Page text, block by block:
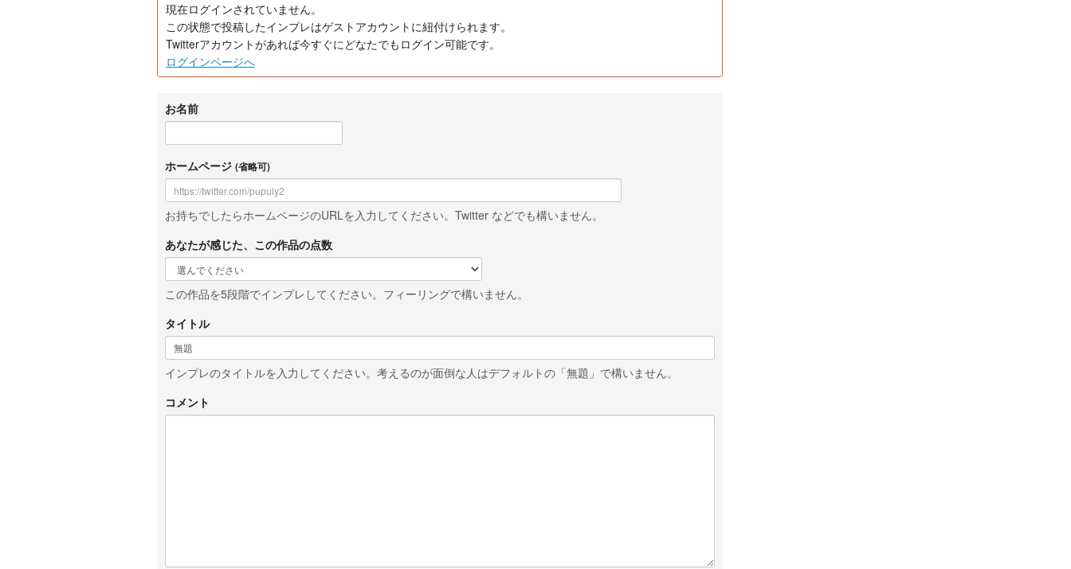
現在ログインされていません。
この状態で投稿したインプレはゲストアカウントに紐付けられます。
Twitterアカウントがあれば今すぐにどなたでもログイン可能です。
ログインページへ
お名前
ホームページ (省略可)
お持ちでしたらホームページのURLを入力してください。Twitter などでも構いません。
あなたが感じた、この作品の点数
この作品を5段階でインプレしてください。フィーリングで構いません。
タイトル
インプレのタイトルを入力してください。考えるのが面倒な人はデフォルトの「無題」で構いません。
コメント